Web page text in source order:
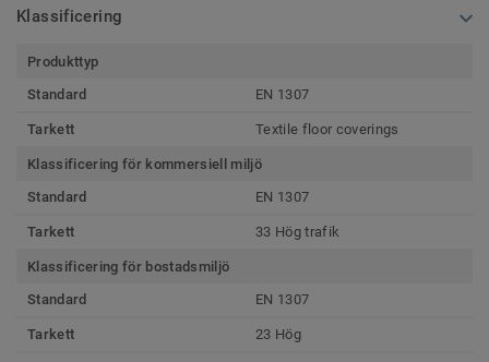
Klassificering
Produkttyp
Standard
EN 1307
Tarkett Textile floor coverings
Klassificering för kommersiell miljö
Standard
EN 1307
Tarkett 33 Hög trafik
Klassificering för bostadsmiljö
Standard
EN 1307
Tarkett 23 Hög